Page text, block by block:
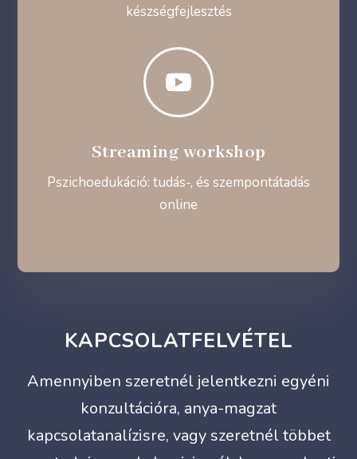
készségfejlesztés

Streaming workshop
Pszichoedukáció: tudás-, és szempontátadás
online
KAPCSOLATFELVÉTEL
Amennyiben szeretnél jelentkezni egyéni
konzultációra, anya-magzat
kapcsolatanalízisre, vagy szeretnél többet